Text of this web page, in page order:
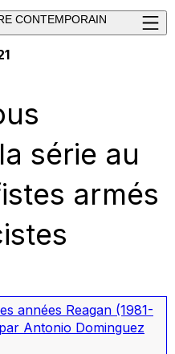
CONTEMPORAIN
série au
armés
années Reagan (1981-
Antonio Dominguez